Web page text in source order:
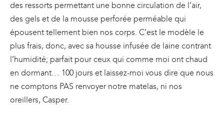
des ressorts permettant une bonne circulation de l’air,
des gels et de la mousse perforée perméable qui
épousent tellement bien nos corps. C’est le modèle le
plus frais, donc, avec sa housse infusée de laine contrant
l’humidité; parfait pour ceux qui comme moi ont chaud
en dormant… 100 jours et laissez-moi vous dire que nous
ne comptons PAS renvoyer notre matelas, ni nos
oreillers, Casper.